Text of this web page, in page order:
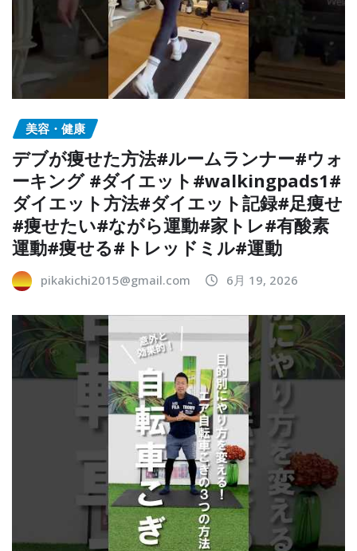
美容・健康
デブが痩せた方法#ルームランナー#ウォ
ーキング #ダイエット#walkingpads1#
ダイエット方法#ダイエット記録#足痩せ
#痩せたい#ながら運動#家トレ#有酸素
運動#痩せる#トレッドミル#運動
pikakichi2015@gmail.com 6月 19, 2026